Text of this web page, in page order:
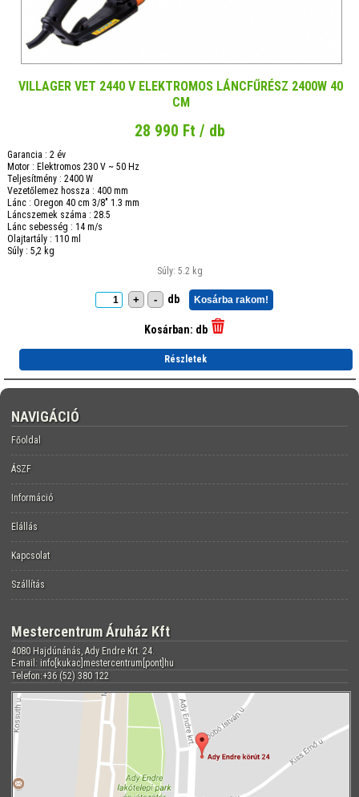
VILLAGER VET 2440 V ELEKTROMOS LÁNCFŰRÉSZ 2400W 40
CM
28 990 Ft / db
Garancia : 2 év
Motor : Elektromos 230 V ~ 50 Hz
Teljesítmény : 2400 W
Vezetőlemez hossza : 400 mm
Lánc : Oregon 40 cm 3/8" 1.3 mm
Láncszemek száma : 28.5
Lánc sebesség : 14 m/s
Olajtartály : 110 ml
Súly : 5,2 kg
Súly: 5.2 kg
+ - db Kosárba rakom!
Kosárban: db
Részletek
NAVIGÁCIÓ
Főoldal
ÁSZF
Információ
Elállás
Kapcsolat
Szállítás
Mestercentrum Áruház Kft
4080 Hajdúnánás, Ady Endre Krt. 24.
E-mail: info[kukac]mestercentrum[pont]hu
Telefon:+36 (52) 380 122